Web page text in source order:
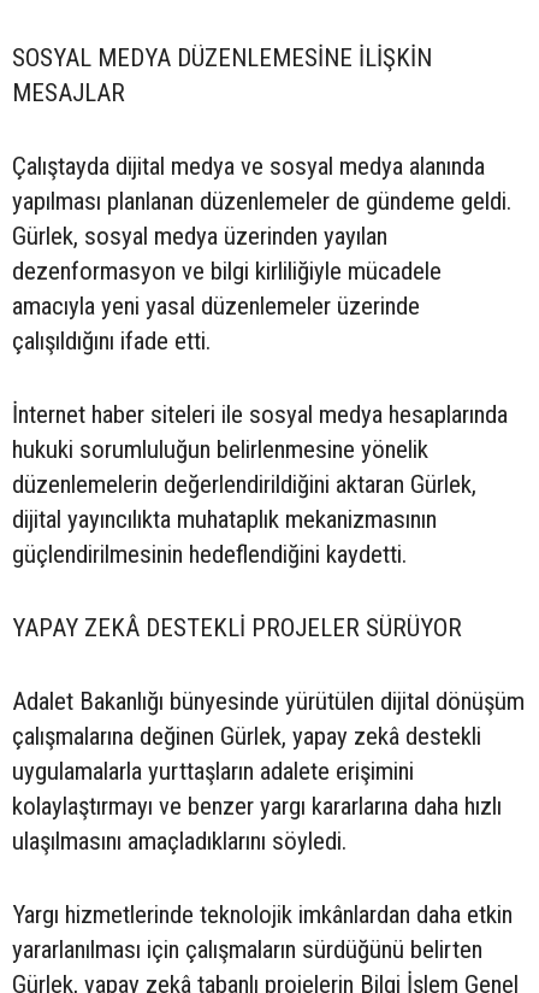
SOSYAL MEDYA DÜZENLEMESİNE İLİŞKİN
MESAJLAR
Çalıştayda dijital medya ve sosyal medya alanında
yapılması planlanan düzenlemeler de gündeme geldi.
Gürlek, sosyal medya üzerinden yayılan
dezenformasyon ve bilgi kirliliğiyle mücadele
amacıyla yeni yasal düzenlemeler üzerinde
çalışıldığını ifade etti.
İnternet haber siteleri ile sosyal medya hesaplarında
hukuki sorumluluğun belirlenmesine yönelik
düzenlemelerin değerlendirildiğini aktaran Gürlek,
dijital yayıncılıkta muhataplık mekanizmasının
güçlendirilmesinin hedeflendiğini kaydetti.
YAPAY ZEKÂ DESTEKLİ PROJELER SÜRÜYOR
Adalet Bakanlığı bünyesinde yürütülen dijital dönüşüm
çalışmalarına değinen Gürlek, yapay zekâ destekli
uygulamalarla yurttaşların adalete erişimini
kolaylaştırmayı ve benzer yargı kararlarına daha hızlı
ulaşılmasını amaçladıklarını söyledi.
Yargı hizmetlerinde teknolojik imkânlardan daha etkin
yararlanılması için çalışmaların sürdüğünü belirten
Gürlek, yapay zekâ tabanlı projelerin Bilgi İşlem Genel